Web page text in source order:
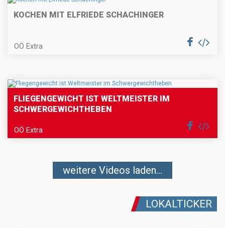
KOCHEN MIT ELFRIEDE SCHACHINGER
OÖ Extra
FLIEGENGEWICHT IST WELTMEISTER IM
SCHWERGEWICHTHEBEN
OÖ Extra
weitere Videos laden...
LOKALTICKER